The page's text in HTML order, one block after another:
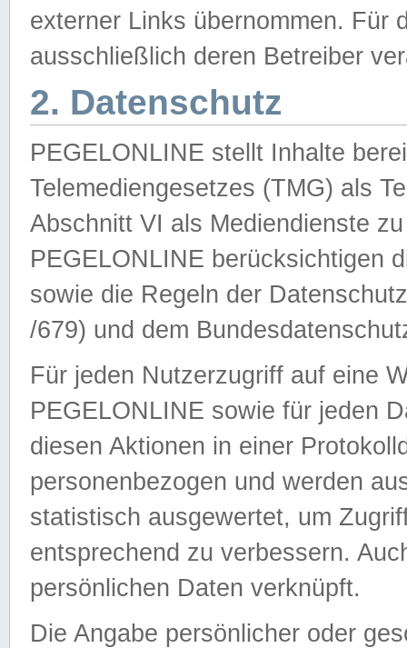
externer Links übernommen. Für
ausschließlich deren Betreiber
2. Datenschutz
PEGELONLINE stellt Inhalte
Telemediengesetzes (TMG) als
Abschnitt VI als Mediendienste
PEGELONLINE berücksichtigen
sowie die Regeln der
/679) und dem
Für jeden Nutzerzugriff auf eine
PEGELONLINE sowie für jeden
diesen Aktionen in einer
personenbezogen und werden
statistisch ausgewertet, um
entsprechend zu verbessern.
persönlichen Daten verknüpft.
Die Angabe persönlicher oder